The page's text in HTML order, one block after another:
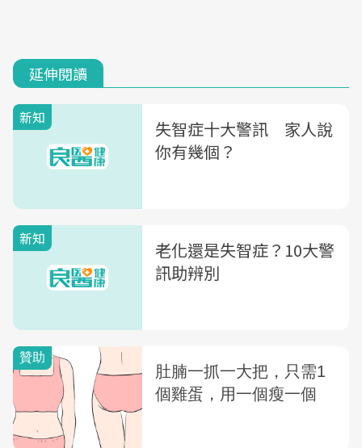
延伸閱讀
新知
失智症十大警訊 家人說
你有幾個？
新知
老化還是失智症？10大警
訊助辨別